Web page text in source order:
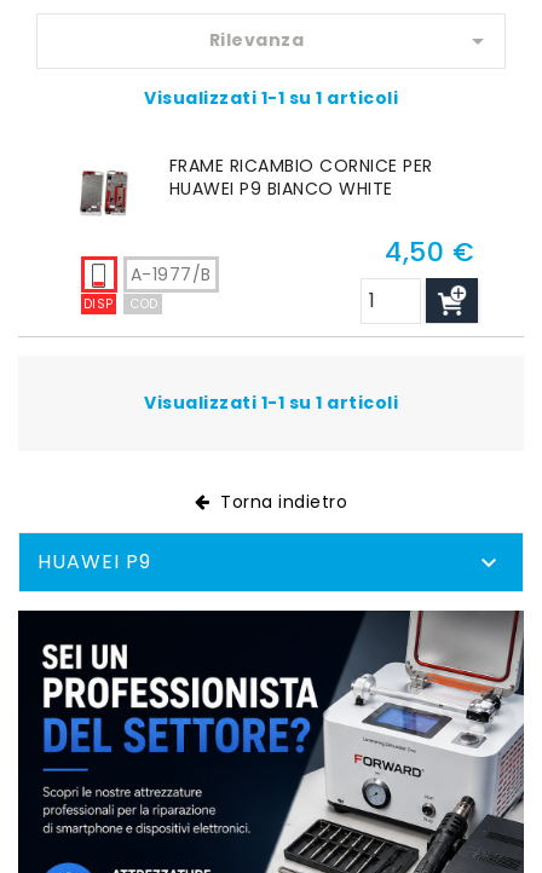
Rilevanza 
Visualizzati 1-1 su 1 articoli
FRAME RICAMBIO CORNICE PER
HUAWEI P9 BIANCO WHITE
Prezzo4,50 €
DISP COD
A-1977/B
Visualizzati 1-1 su 1 articoli
Torna indietro
HUAWEI P9 